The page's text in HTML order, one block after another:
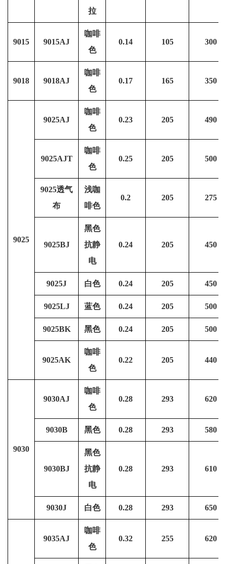
拉
9015 9015AJ
咖啡
色
0.14 105 300
9018 9018AJ
咖啡
色
0.17 165 350
9025
9025AJ
咖啡
色
0.23 205 490
9025AJT
咖啡
色
0.25 205 500
9025透气
布
浅咖
啡色
0.2 205 275
9025BJ
黑色
抗静
电
0.24 205 450
9025J 白色 0.24 205 450
9025LJ 蓝色 0.24 205 500
9025BK 黑色 0.24 205 500
9025AK
咖啡
色
0.22 205 440
9030
9030AJ
咖啡
色
0.28 293 620
9030B 黑色 0.28 293 580
9030BJ
黑色
抗静
电
0.28 293 610
9030J 白色 0.28 293 650
9035AJ
咖啡
色
0.32 255 620